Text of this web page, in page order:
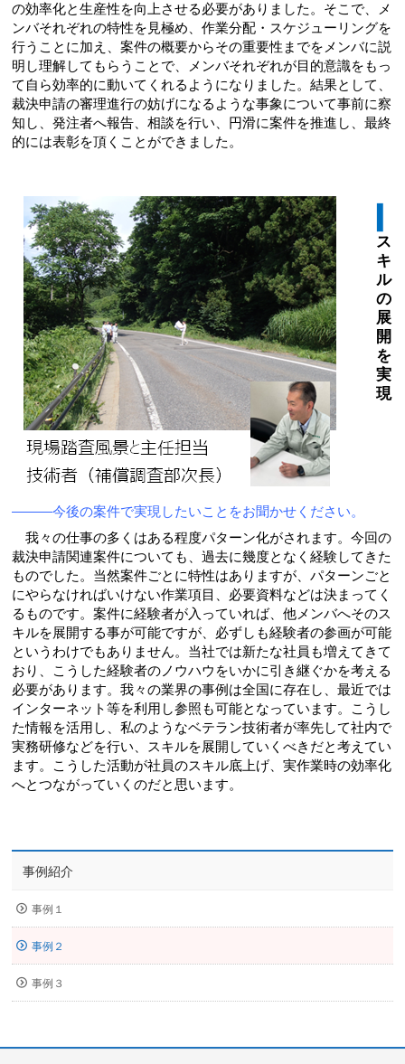
の効率化と生産性を向上させる必要がありました。そこで、メ
ンバそれぞれの特性を見極め、作業分配・スケジューリングを
行うことに加え、案件の概要からその重要性までをメンバに説
明し理解してもらうことで、メンバそれぞれが目的意識をもっ
て自ら効率的に動いてくれるようになりました。結果として、
裁決申請の審理進行の妨げになるような事象について事前に察
知し、発注者へ報告、相談を行い、円滑に案件を推進し、最終
的には表彰を頂くことができました。
ス
キ
ル
の
展
開
を
実
現
―――今後の案件で実現したいことをお聞かせください。
我々の仕事の多くはある程度パターン化がされます。今回の
裁決申請関連案件についても、過去に幾度となく経験してきた
ものでした。当然案件ごとに特性はありますが、パターンごと
にやらなければいけない作業項目、必要資料などは決まってく
るものです。案件に経験者が入っていれば、他メンバへそのス
キルを展開する事が可能ですが、必ずしも経験者の参画が可能
というわけでもありません。当社では新たな社員も増えてきて
おり、こうした経験者のノウハウをいかに引き継ぐかを考える
必要があります。我々の業界の事例は全国に存在し、最近では
インターネット等を利用し参照も可能となっています。こうし
た情報を活用し、私のようなベテラン技術者が率先して社内で
実務研修などを行い、スキルを展開していくべきだと考えてい
ます。こうした活動が社員のスキル底上げ、実作業時の効率化
へとつながっていくのだと思います。
事例紹介
事例１
事例２
事例３